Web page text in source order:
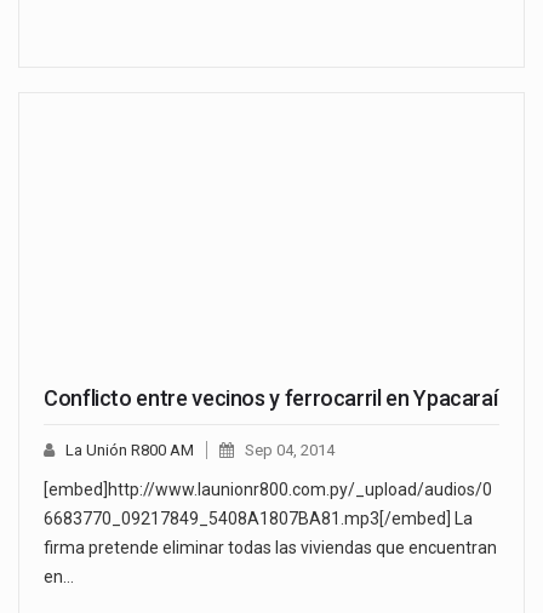
Conflicto entre vecinos y ferrocarril en Ypacaraí
La Unión R800 AM Sep 04, 2014
[embed]http://www.launionr800.com.py/_upload/audios/0
6683770_09217849_5408A1807BA81.mp3[/embed] La
firma pretende eliminar todas las viviendas que encuentran
en…